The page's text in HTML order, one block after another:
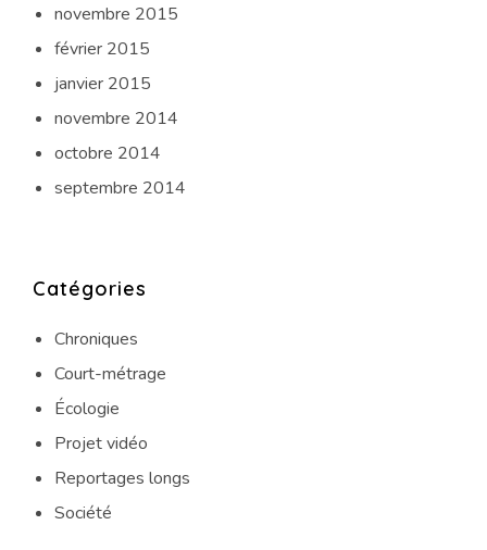
novembre 2015
février 2015
janvier 2015
novembre 2014
octobre 2014
septembre 2014
Catégories
Chroniques
Court-métrage
Écologie
Projet vidéo
Reportages longs
Société